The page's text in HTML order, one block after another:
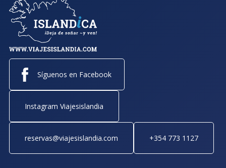
Síguenos en Facebook
Instagram Viajesislandia
reservas@viajesislandia.com +354 773 1127